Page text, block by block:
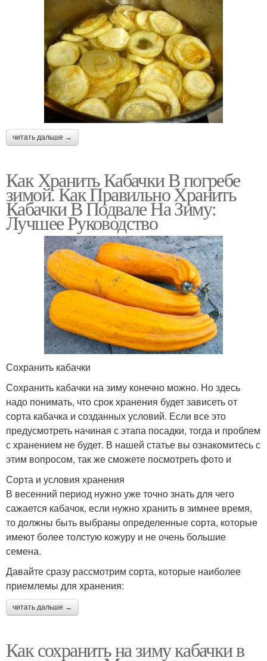
читать дальше →
Как Хранить Кабачки В погребе
зимой. Как Правильно Хранить
Кабачки В Подвале На Зиму:
Лучшее Руководство
Сохранить кабачки
Сохранить кабачки на зиму конечно можно. Но здесь
надо понимать, что срок хранения будет зависеть от
сорта кабачка и созданных условий. Если все это
предусмотреть начиная с этапа посадки, тогда и проблем
с хранением не будет. В нашей статье вы ознакомитесь с
этим вопросом, так же сможете посмотреть фото и
Сорта и условия хранения
В весенний период нужно уже точно знать для чего
сажается кабачок, если нужно хранить в зимнее время,
то должны быть выбраны определенные сорта, которые
имеют более толстую кожуру и не очень большие
семена.
Давайте сразу рассмотрим сорта, которые наиболее
приемлемы для хранения:
читать дальше →
Как сохранить на зиму кабачки в